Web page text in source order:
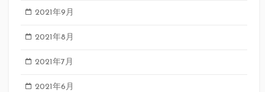
2021年9月
2021年8月
2021年7月
2021年6月